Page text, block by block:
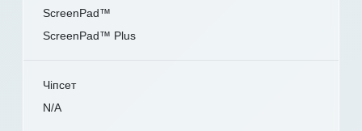
ScreenPad™
ScreenPad™ Plus
Чіпсет
N/A